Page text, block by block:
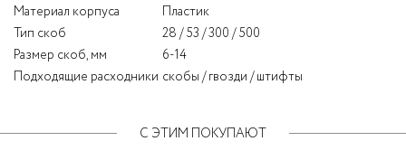
Материал корпуса
Пластик
Тип скоб
28 / 53 / 300 / 500
Размер скоб, мм
6-14
Подходящие расходники скобы / гвозди / штифты
С ЭТИМ ПОКУПАЮТ